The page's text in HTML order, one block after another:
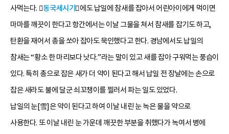
사먹는다. 󰡔동국세시기 󰡕에도 납일에 참새를 잡아서 어린아이에게 먹이면
마마를 깨끗이 한다고 항간에서는 이날 그물을 쳐서 참새를 잡기도 하고,
탄환을 재어서 총을 쏘아 잡아도 묵인했다고 한다. 경남에서도 납일의
참새는 “황소 한 마리보다 낫다.”라는 말이 있고 새를 잡아 구워먹는 풍습이
있다. 특히 총으로 잡은 새가 더 약이 된다고 해서 납일 전 장날에는 손으로
잡은 새라도 불에 달군 쇠꼬챙이를 찔러서 파는 일도 있었다.
납일의 눈[雪]은 약이 된다고 하여 이날 내린 눈 녹은 물을 약으로
사용한다. 또 이날 내린 눈 가운데 깨끗한 부분을 취했다가 녹여서 병에